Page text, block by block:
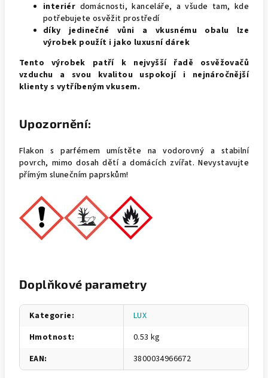
interiér domácnosti, kanceláře, a všude tam, kde
potřebujete osvěžit prostředí
díky jedinečné vůni a vkusnému obalu lze
výrobek použít i jako luxusní dárek
Tento výrobek patří k nejvyšší řadě osvěžovačů
vzduchu a svou kvalitou uspokojí i nejnáročnější
klienty s vytříbeným vkusem.
Upozornění:
Flakon s parfémem umístěte na vodorovný a stabilní
povrch, mimo dosah dětí a domácích zvířat. Nevystavujte
přímým slunečním paprskům!
Doplňkové parametry
Kategorie:
LUX
Hmotnost:
0.53 kg
EAN: 3800034966672